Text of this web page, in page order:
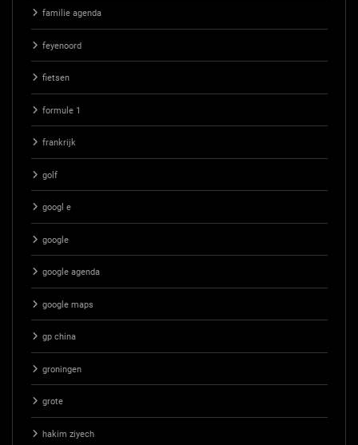
familie agenda
feyenoord
fietsen
formule 1
frankrijk
golf
googl e
google
google agenda
google maps
gp china
groningen
grote
hakim ziyech